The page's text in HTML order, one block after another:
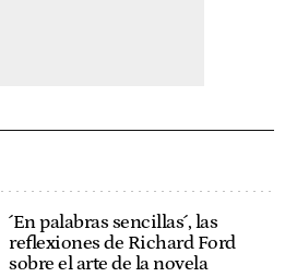
´En palabras sencillas´, las
reflexiones de Richard Ford
sobre el arte de la novela